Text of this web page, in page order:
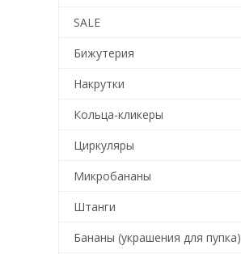
SALE
Бижутерия
Накрутки
Кольца-кликеры
Циркуляры
Микробананы
Штанги
Бананы (украшения для пупка)